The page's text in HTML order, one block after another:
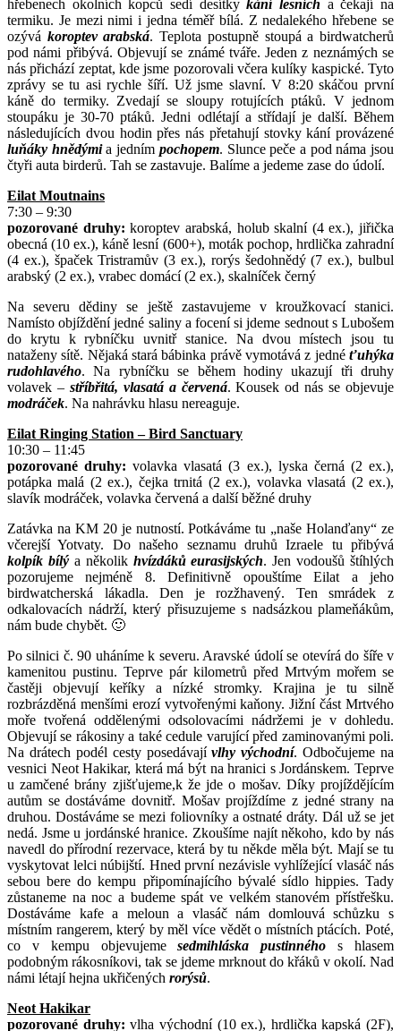
hřebenech okolních kopců sedí desítkykání lesních a čekají na
termiku. Je mezi nimi i jedna téměř bílá. Z nedalekého hřebene se
ozývá koroptev arabská. Teplota postupně stoupá a birdwatcherů
pod námi přibývá. Objevují se známé tváře. Jeden z neznámých se
nás přichází zeptat, kde jsme pozorovali včera kulíky kaspické. Tyto
zprávy se tu asi rychle šíří. Už jsme slavní. V 8:20 skáčou první
káně do termiky. Zvedají se sloupy rotujících ptáků. V jednom
stoupáku je 30-70 ptáků. Jedni odlétají a střídají je další. Během
následujících dvou hodin přes nás přetahují stovky kání provázené
luňáky hnědýmia jedním pochopem. Slunce peče a pod náma jsou
čtyři auta birderů. Tah se zastavuje. Balíme a jedeme zase do údolí.
Eilat Moutnains
7:30 – 9:30
pozorované druhy: koroptev arabská, holub skalní (4 ex.), jiřička
obecná (10 ex.), káně lesní (600+), moták pochop, hrdlička zahradní
(4 ex.), špaček Tristramův (3 ex.), rorýs šedohnědý (7 ex.), bulbul
arabský (2 ex.), vrabec domácí (2 ex.), skalníček černý
Na severu dědiny se ještě zastavujeme v kroužkovací stanici.
Namísto objíždění jedné saliny a focení si jdeme sednout s Lubošem
do krytu k rybníčku uvnitř stanice. Na dvou místech jsou tu
nataženy sítě. Nějaká stará bábinka právě vymotává z jedné ťuhýka
rudohlavého. Na rybníčku se během hodiny ukazují tři druhy
volavek – stříbřitá, vlasatá a červená. Kousek od nás se objevuje
modráček. Na nahrávku hlasu nereaguje.
Eilat Ringing Station – Bird Sanctuary
10:30 – 11:45
pozorované druhy: volavka vlasatá (3 ex.), lyska černá (2 ex.),
potápka malá (2 ex.), čejka trnitá (2 ex.), volavka vlasatá (2 ex.),
slavík modráček, volavka červená a další běžné druhy
Zatávka na KM 20 je nutností. Potkáváme tu „naše Holanďany“ ze
včerejší Yotvaty. Do našeho seznamu druhů Izraele tu přibývá
kolpík bílýa několik hvízdáků eurasijských. Jen vodoušů štíhlých
pozorujeme nejméně 8. Definitivně opouštíme Eilat a jeho
birdwatcherská lákadla. Den je rozžhavený. Ten smrádek z
odkalovacích nádrží, který přisuzujeme s nadsázkou plameňákům,
nám bude chybět. 🙂
Po silnici č. 90 uháníme k severu. Aravské údolí se otevírá do šíře v
kamenitou pustinu. Teprve pár kilometrů před Mrtvým mořem se
častěji objevují keříky a nízké stromky. Krajina je tu silně
rozbrázděná menšími erozí vytvořenými kaňony. Jižní část Mrtvého
moře tvořená oddělenými odsolovacími nádržemi je v dohledu.
Objevují se rákosiny a také cedule varující před zaminovanými poli.
Na drátech podél cesty posedávajívlhy východní. Odbočujeme na
vesnici Neot Hakikar, která má být na hranici s Jordánskem. Teprve
u zamčené brány zjišťujeme,k že jde o mošav. Díky projíždějícím
autům se dostáváme dovnitř. Mošav projíždíme z jedné strany na
druhou. Dostáváme se mezi foliovníky a ostnaté dráty. Dál už se jet
nedá. Jsme u jordánské hranice. Zkoušíme najít někoho, kdo by nás
navedl do přírodní rezervace, která by tu někde měla být. Mají se tu
vyskytovat lelci núbijští. Hned první nezávisle vyhlížející vlasáč nás
sebou bere do kempu připomínajícího bývalé sídlo hippies. Tady
zůstaneme na noc a budeme spát ve velkém stanovém přístřešku.
Dostáváme kafe a meloun a vlasáč nám domlouvá schůzku s
místním rangerem, který by měl více vědět o místních ptácích. Poté,
co v kempu objevujemesedmihláska pustinného s hlasem
podobným rákosníkovi, tak se jdeme mrknout do křáků v okolí. Nad
námi létají hejna ukřičených rorýsů.
Neot Hakikar
pozorované druhy: vlha východní (10 ex.), hrdlička kapská (2F),